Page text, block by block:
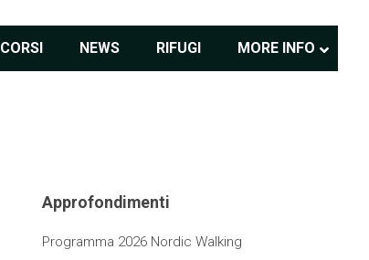
CORSI NEWS RIFUGI MORE INFO
Approfondimenti
Programma 2026 Nordic Walking